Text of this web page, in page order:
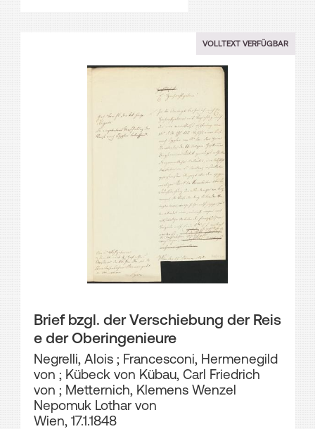
VOLLTEXT VERFÜGBAR
Brief bzgl. der Verschiebung der Reis
e der Oberingenieure
Negrelli, Alois; Francesconi, Hermenegild
von ; Kübeck von Kübau, Carl Friedrich
von ; Metternich, Klemens Wenzel
Nepomuk Lothar von
Wien, 17.1.1848